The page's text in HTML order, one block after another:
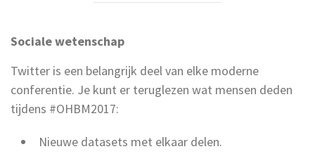
Sociale wetenschap
Twitter is een belangrijk deel van elke moderne
conferentie. Je kunt er teruglezen wat mensen deden
tijdens #OHBM2017:
Nieuwe datasets met elkaar delen.